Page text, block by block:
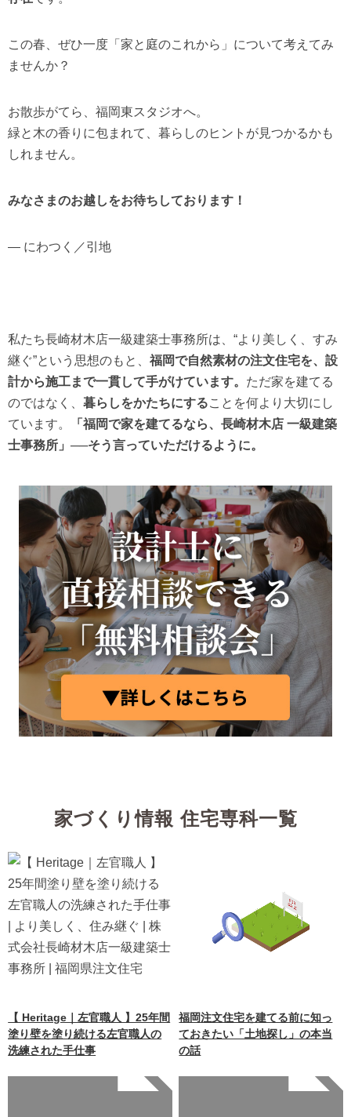
この春、ぜひ一度「家と庭のこれから」について考えてみ
ませんか？
お散歩がてら、福岡東スタジオへ。
緑と木の香りに包まれて、暮らしのヒントが見つかるかも
しれません。
みなさまのお越しをお待ちしております！
― にわつく／引地
私たち長崎材木店一級建築士事務所は、“より美しく、すみ
継ぐ”という思想のもと、 福岡で自然素材の注文住宅を、設
計から施工まで一貫して手がけています。 ただ家を建てる
のではなく、 暮らしをかたちにすることを何より大切にし
ています。
「福岡で家を建てるなら、長崎材木店 一級建築
士事務所」──そう言っていただけるように。
家づくり情報 住宅専科一覧
【 Heritage｜左官職人 】25年間
塗り壁を塗り続ける左官職人の
洗練された手仕事
福岡注文住宅を建てる前に知っ
ておきたい「土地探し」の本当
の話